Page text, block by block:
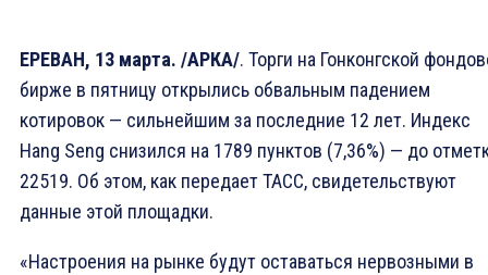
ЕРЕВАН, 13 марта. /АРКА/. Торги на Гонконгской
бирже в пятницу открылись обвальным падением
котировок — сильнейшим за последние 12 лет. Индекс
Hang Seng cнизился на 1789 пунктов (7,36%) — до
22519. Об этом, как передает ТАСС, свидетельствуют
данные этой площадки.
«Настроения на рынке будут оставаться нервозными в